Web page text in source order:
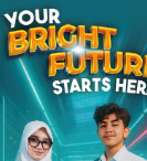
dari Smamda,
Tidak
baru pada